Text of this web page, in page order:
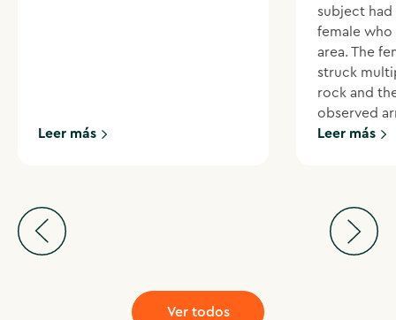
Leer más
subject had
female who
area. The
struck
rock and
observed
Leer más
Ver todos